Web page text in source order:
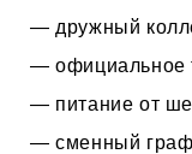
— дружный
— официальное
— питание от
— сменный